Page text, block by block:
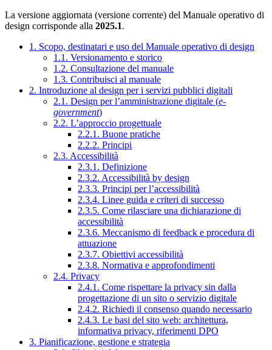
La versione aggiornata (versione corrente) del Manuale operativo di
design corrisponde alla 2025.1.
1. Scopo, destinatari e uso del Manuale operativo di design
1.1. Versionamento e storico
1.2. Consultazione del manuale
1.3. Contribuisci al manuale
2. Introduzione al design per i servizi pubblici digitali
2.1. Design per l’amministrazione digitale (e-
government)
2.2. L’approccio progettuale
2.2.1. Buone pratiche
2.2.2. Principi
2.3. Accessibilità
2.3.1. Definizione
2.3.2. Accessibilità by design
2.3.3. Principi per l’accessibilità
2.3.4. Linee guida e criteri di successo
2.3.5. Come rilasciare una dichiarazione di
accessibilità
2.3.6. Meccanismo di feedback e procedura di
attuazione
2.3.7. Obiettivi accessibilità
2.3.8. Normativa e approfondimenti
2.4. Privacy
2.4.1. Come rispettare la privacy sin dalla
progettazione di un sito o servizio digitale
2.4.2. Richiedi il consenso quando necessario
2.4.3. Le basi del sito web: architettura,
informativa privacy, riferimenti DPO
3. Pianificazione, gestione e strategia